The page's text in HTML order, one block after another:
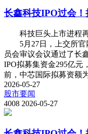
长鑫科技IPO过会
科技巨头上市进程再
5月27日，上交所官
员会审议会议通过了长
IPO拟募集资金295亿元
前，中芯国际拟募资额
2026-05-27
股市要闻
4008 2026-05-27